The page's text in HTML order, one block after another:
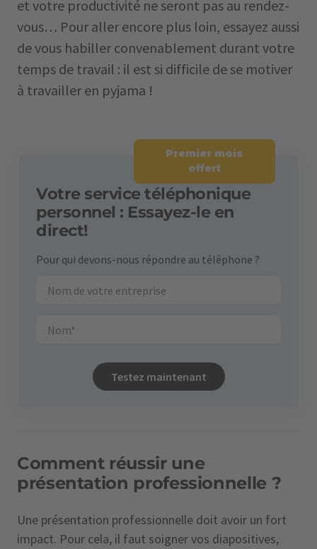
et votre productivité ne seront pas au rendez-
vous… Pour aller encore plus loin, essayez aussi
de vous habiller convenablement durant votre
temps de travail : il est si difficile de se motiver
à travailler en pyjama !
Premier mois
offert
Votre service téléphonique
personnel : Essayez-le en
direct!
Pour qui devons-nous répondre au téléphone ?
Testez maintenant
Comment réussir une
présentation professionnelle ?
Une présentation professionnelle doit avoir un fort
impact. Pour cela, il faut soigner vos diapositives,